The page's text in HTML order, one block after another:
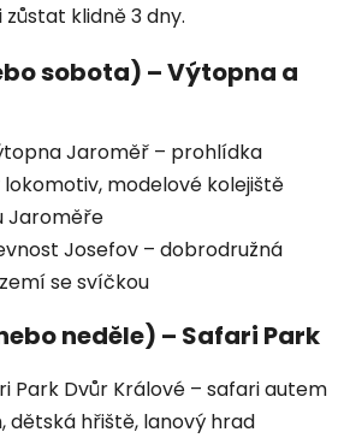
klidně 3 dny.
sobota) – Výtopna a
Jaroměř – prohlídka
lokomotiv, modelové kolejiště
Jaroměře
Josefov – dobrodružná
se svíčkou
neděle) – Safari Park
Park Dvůr Králové – safari autem
dětská hřiště, lanový hrad